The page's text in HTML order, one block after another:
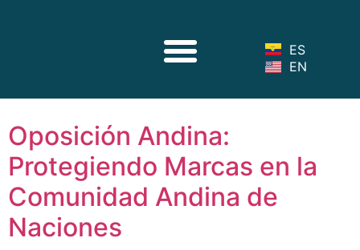
ES
EN
Oposición Andina:
Protegiendo Marcas en la
Comunidad Andina de
Naciones